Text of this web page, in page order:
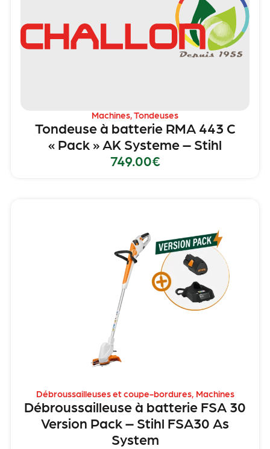
Machines,Tondeuses
Tondeuse à batterie RMA 443 C
« Pack » AK Systeme – Stihl
749.00€
Débroussailleuses et coupe-bordures, Machines
Débroussailleuse à batterie FSA 30
Version Pack – Stihl FSA30 As
System